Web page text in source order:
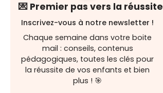
💌 Premier pas vers la réussite
Inscrivez-vous à notre newsletter !
Chaque semaine dans votre boite
mail : conseils, contenus
pédagogiques, toutes les clés pour
la réussite de vos enfants et bien
plus ! 🎯